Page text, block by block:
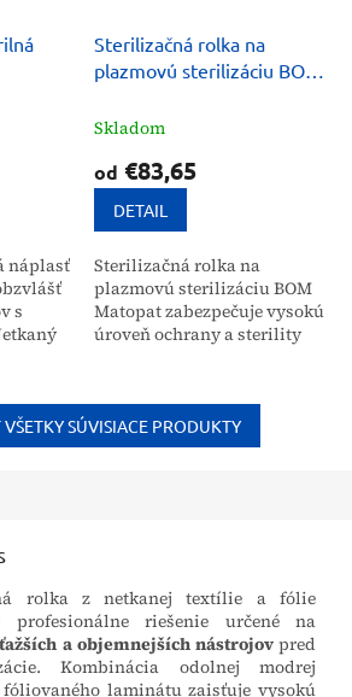
náplasť
s
Sterilizačná rolka na
plazmovú sterilizáciu BOM
Skladom
od €83,65
DETAIL
Sterilizačná rolka na
plazmovú sterilizáciu BOM
Matopat zabezpečuje vysokú
úroveň ochrany a sterility
Tento obalový...
SÚVISIACE PRODUKTY
rolka z netkanej textílie a fólie
riešenie určené na
a objemnejších nástrojovpred
Kombinácia odolnej modrej
laminátu zaisťuje vysokú